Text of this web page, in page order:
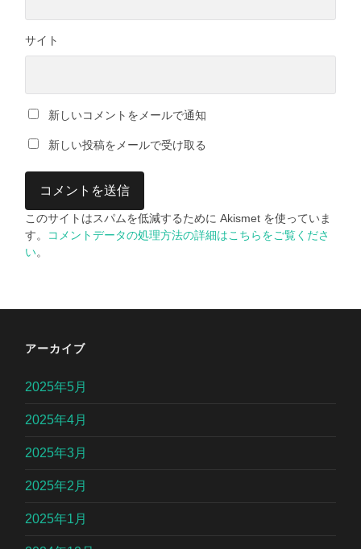
サイト
新しいコメントをメールで通知
新しい投稿をメールで受け取る
このサイトはスパムを低減するために Akismet を使っていま
す。
コメントデータの処理方法の詳細はこちらをご覧くださ
い。
アーカイブ
2025年5月
2025年4月
2025年3月
2025年2月
2025年1月